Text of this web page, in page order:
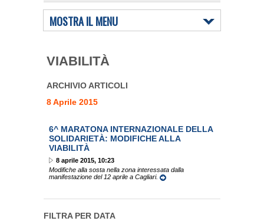
MOSTRA IL MENU
VIABILITÀ
ARCHIVIO ARTICOLI
8 Aprile 2015
6^ MARATONA INTERNAZIONALE DELLA
SOLIDARIETÀ: MODIFICHE ALLA
VIABILITÀ
8 aprile 2015, 10:23
Modifiche alla sosta nella zona interessata dalla
manifestazione del 12 aprile a Cagliari.
FILTRA PER DATA